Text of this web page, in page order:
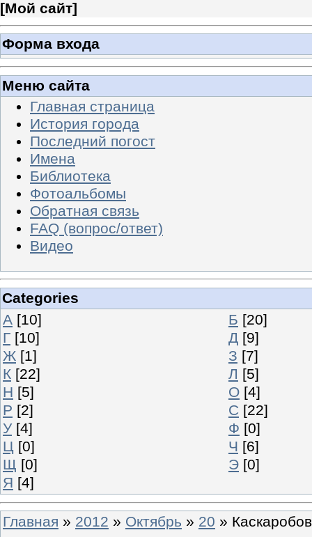
[Мой сайт]
Форма входа
Меню сайта
Главная страница
История города
Последний погост
Имена
Библиотека
Фотоальбомы
Обратная связь
FAQ (вопрос/ответ)
Видео
Categories
А [10] Б [20]
Г [10] Д [9]
Ж [1] З [7]
К [22] Л [5]
Н [5] О [4]
Р [2] С [22]
У [4] Ф [0]
Ц [0] Ч [6]
Щ [0] Э [0]
Я [4]
Главная » 2012 » Октябрь » 20 »